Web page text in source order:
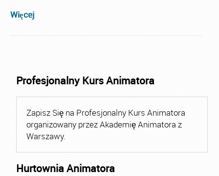
Więcej
Profesjonalny Kurs Animatora
Zapisz Się na Profesjonalny Kurs Animatora
organizowany przez Akademię Animatora z
Warszawy.
Hurtownia Animatora